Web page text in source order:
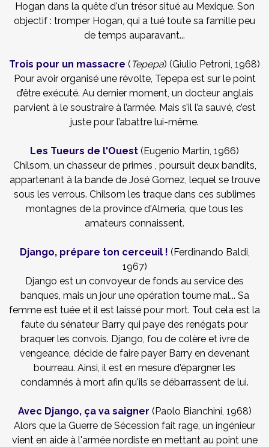
Hogan dans la quête d'un trésor situé au Mexique. Son
objectif : tromper Hogan, qui a tué toute sa famille peu
de temps auparavant...
Trois pour un massacre ( Tepepa) (Giulio Petroni, 1968)
Pour avoir organisé une révolte, Tepepa est sur le point
d’être exécuté. Au dernier moment, un docteur anglais
parvient à le soustraire à l’armée. Mais s’il l’a sauvé, c’est
juste pour l’abattre lui-même.
Les Tueurs de l'Ouest (Eugenio Martin, 1966)
Chilsom, un chasseur de primes , poursuit deux bandits,
appartenant à la bande de José Gomez, lequel se trouve
sous les verrous. Chilsom les traque dans ces sublimes
montagnes de la province d'Almeria, que tous les
amateurs connaissent.
Django, prépare ton cerceuil ! (Ferdinando Baldi,
1967)
Django est un convoyeur de fonds au service des
banques, mais un jour une opération tourne mal... Sa
femme est tuée et il est laissé pour mort. Tout cela est la
faute du sénateur Barry qui paye des renégats pour
braquer les convois. Django, fou de colère et ivre de
vengeance, décide de faire payer Barry en devenant
bourreau. Ainsi, il est en mesure d'épargner les
condamnés à mort afin qu'ils se débarrassent de lui.
Avec Django, ça va saigner (Paolo Bianchini, 1968)
Alors que la Guerre de Sécession fait rage, un ingénieur
vient en aide à l'armée nordiste en mettant au point une